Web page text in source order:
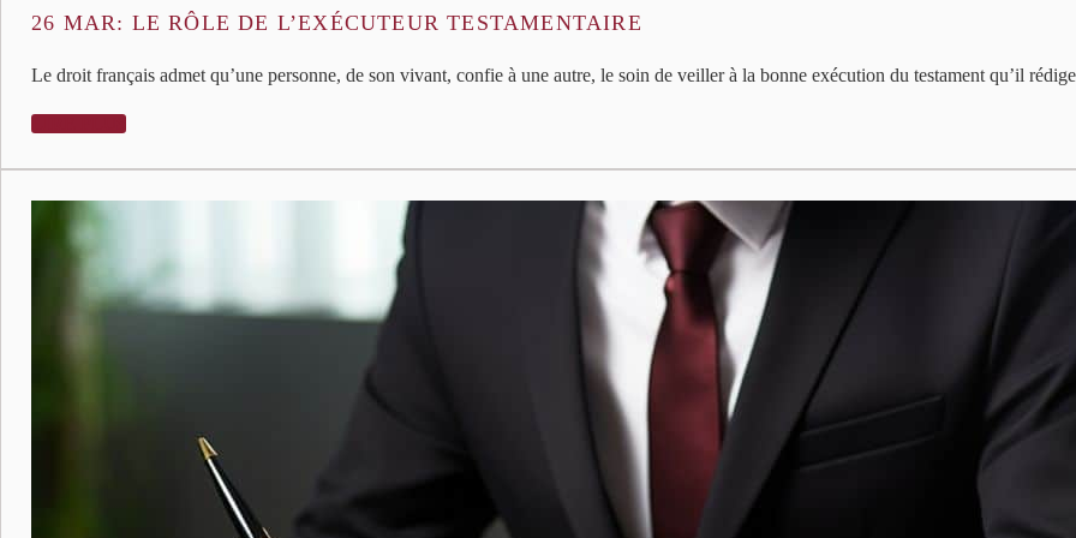
26 MAR: LE RÔLE DE L’EXÉCUTEUR TESTAMENTAIRE
Le droit français admet qu’une personne, de son vivant, confie à une autre, le soin de veiller à la bonne exécution du testament qu’il